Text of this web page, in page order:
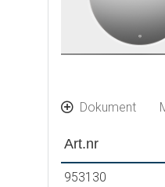
Dokument
Art.nr
953130